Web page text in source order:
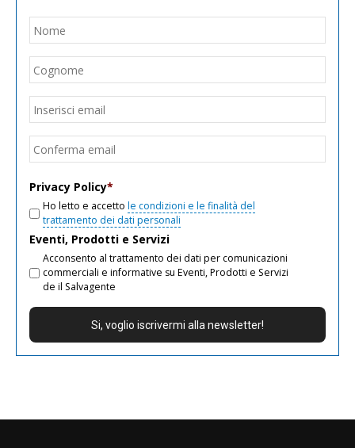
Nome
Email
Privacy Policy*
Ho letto e accetto le condizioni e le finalità del
trattamento dei dati personali
Eventi, Prodotti e Servizi
Acconsento al trattamento dei dati per comunicazioni
commerciali e informative su Eventi, Prodotti e Servizi
de il Salvagente